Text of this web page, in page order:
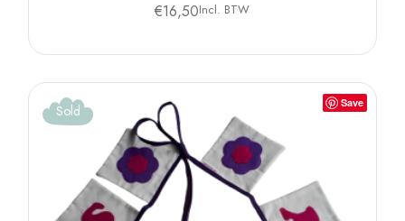
€16,50Incl. BTW
Save
Sold